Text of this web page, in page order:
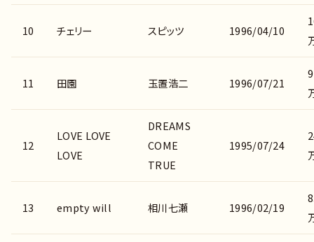
10 チェリー スピッツ 1996/04/10
11 田園 玉置浩二 1996/07/21
12
LOVE LOVE
LOVE
DREAMS
COME
TRUE
1995/07/24
13 empty will 相川七瀬 1996/02/19